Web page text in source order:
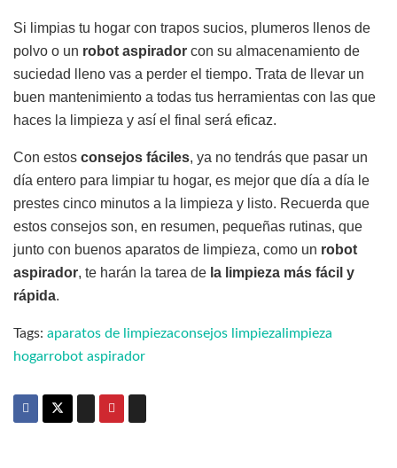
Si limpias tu hogar con trapos sucios, plumeros llenos de
polvo o un robot aspirador con su almacenamiento de
suciedad lleno vas a perder el tiempo. Trata de llevar un
buen mantenimiento a todas tus herramientas con las que
haces la limpieza y así el final será eficaz.
Con estos consejos fáciles, ya no tendrás que pasar un
día entero para limpiar tu hogar, es mejor que día a día le
prestes cinco minutos a la limpieza y listo. Recuerda que
estos consejos son, en resumen, pequeñas rutinas, que
junto con buenos aparatos de limpieza, como un robot
aspirador, te harán la tarea de la limpieza más fácil y
rápida.
Tags: aparatos de limpiezaconsejos limpieza limpieza
hogarrobot aspirador